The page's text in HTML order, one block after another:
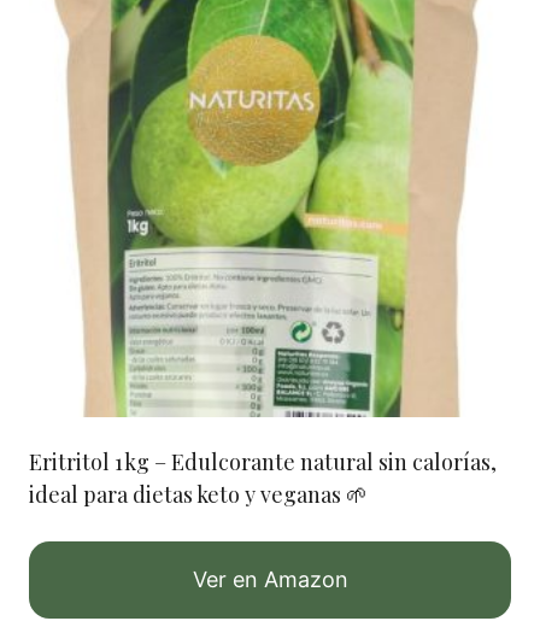
Eritritol 1 kg – Edulcorante natural sin calorías,
ideal para dietas keto y veganas 🌱
Ver en Amazon